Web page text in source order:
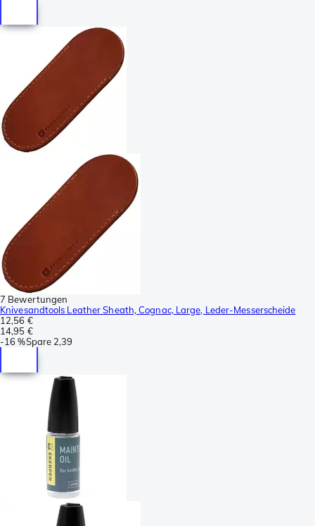
7 Bewertungen
Knivesandtools Leather Sheath, Cognac, Large, Leder-Messerscheide
12,56 €
14,95 €
-16 %Spare 2,39